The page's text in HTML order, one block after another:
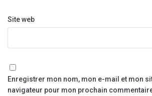
Site web
Enregistrer mon nom, mon e-mail et mon
navigateur pour mon prochain